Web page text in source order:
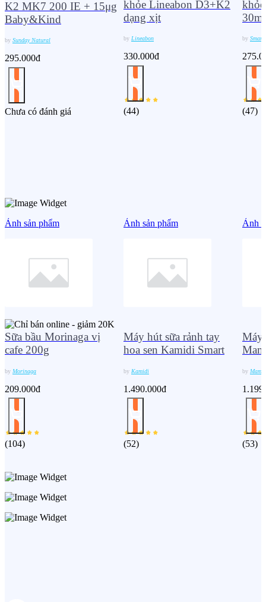
K2 MK7 200 IE + 15μg
Baby&Kind
by Sunday Natural
295.000đ
Chưa có đánh giá
khỏe Lineabon D3+K2
dạng xịt
by Lineabon
330.000đ
(44)
30ml
by
(47)
Ảnh sản phẩm
Sữa bầu Morinaga vị
cafe 200g
by Morinaga
209.000đ
(104)
Ảnh sản phẩm
Máy hút sữa rảnh tay
hoa sen Kamidi Smart
by Kamidi
1.490.000đ
(52)
Ảnh
Máy
by
(53)